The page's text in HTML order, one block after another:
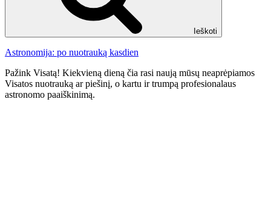
Ieškoti
Astronomija: po nuotrauką kasdien
Pažink Visatą! Kiekvieną dieną čia rasi naują mūsų neaprėpiamos
Visatos nuotrauką ar piešinį, o kartu ir trumpą profesionalaus
astronomo paaiškinimą.